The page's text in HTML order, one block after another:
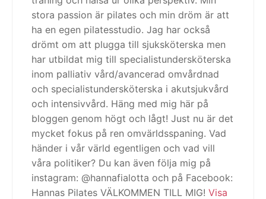
stora passion är pilates och min dröm är att
ha en egen pilatesstudio. Jag har också
drömt om att plugga till sjuksköterska men
har utbildat mig till specialistundersköterska
inom palliativ vård/avancerad omvårdnad
och specialistundersköterska i akutsjukvård
och intensivvård. Häng med mig här på
bloggen genom högt och lågt! Just nu är det
mycket fokus på ren omvärldsspaning. Vad
händer i vår värld egentligen och vad vill
våra politiker? Du kan även följa mig på
instagram: @hannafialotta och på Facebook:
Hannas Pilates VÄLKOMMEN TILL MIG! Visa